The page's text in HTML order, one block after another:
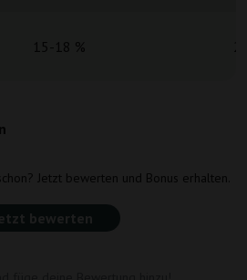
15-18 %
Jetzt bewerten und Bonus erhalten.
bewerten